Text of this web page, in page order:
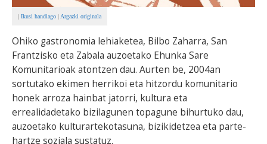
| Ikusi handiago | Argazki originala
Ohiko gastronomia lehiaketea, Bilbo Zaharra, San
Frantzisko eta Zabala auzoetako Ehunka Sare
Komunitarioak atontzen dau. Aurten be, 2004an
sortutako ekimen herrikoi eta hitzordu komunitario
honek arroza hainbat jatorri, kultura eta
errealidadetako bizilagunen topagune bihurtuko dau,
auzoetako kulturartekotasuna, bizikidetzea eta parte-
hartze soziala sustatuz.